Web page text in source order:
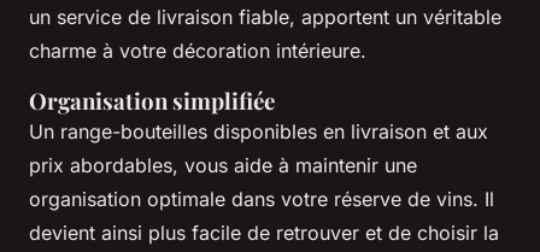
un service de livraison fiable, apportent un véritable
charme à votre décoration intérieure.
Organisation simplifiée
Un range-bouteilles disponibles en livraison et aux
prix abordables, vous aide à maintenir une
organisation optimale dans votre réserve de vins. Il
devient ainsi plus facile de retrouver et de choisir la